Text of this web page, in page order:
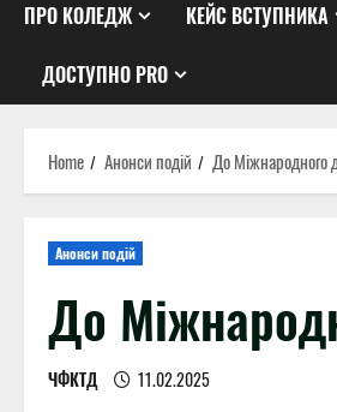
ПРО КОЛЕДЖ КЕЙС ВСТУПНИКА
ДОСТУПНО PRO
Home Анонси подій До Міжнародного
Анонси подій
До
ЧФКТД 11.02.2025